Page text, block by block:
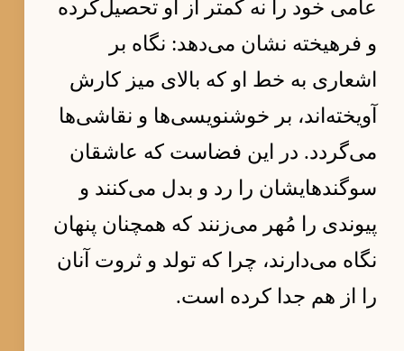
عامی خود را نه کمتر از او تحصیل‌کرده
و فرهیخته نشان می‌دهد: نگاه بر
اشعاری به خط او که بالای میز کارش
آویخته‌اند، بر خوشنویسی‌ها و نقاشی‌ها
می‌گردد. در این فضاست که عاشقان
سوگندهایشان را رد و بدل می‌کنند و
پیوندی را مُهر می‌زنند که همچنان پنهان
نگاه می‌دارند، چرا که تولد و ثروت آنان
را از هم جدا کرده است.